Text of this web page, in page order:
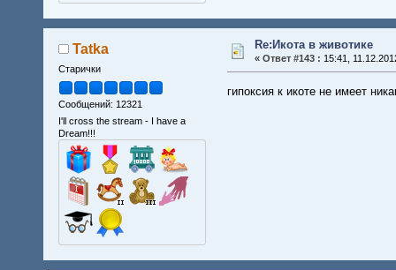
Tatka
Старички
Сообщений: 12321
I'll cross the stream - I have a
Dream!!!
Re:Икота в животике
« Ответ #143 : 15:41,
гипоксия к икоте не имеет